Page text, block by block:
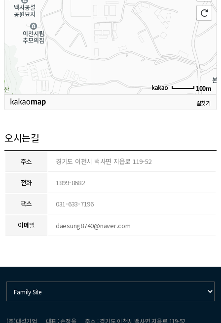
100m
길찾기
오시는길
주소 경기도 이천시 백사면 지읍로 119-52
전화 1899-8682
팩스 031-633-7196
이메일 daesung8740@naver.com
(주)대성기업 대표 : 손정옥 주소 : 경기도 이천시 백사면 지읍로 119-52